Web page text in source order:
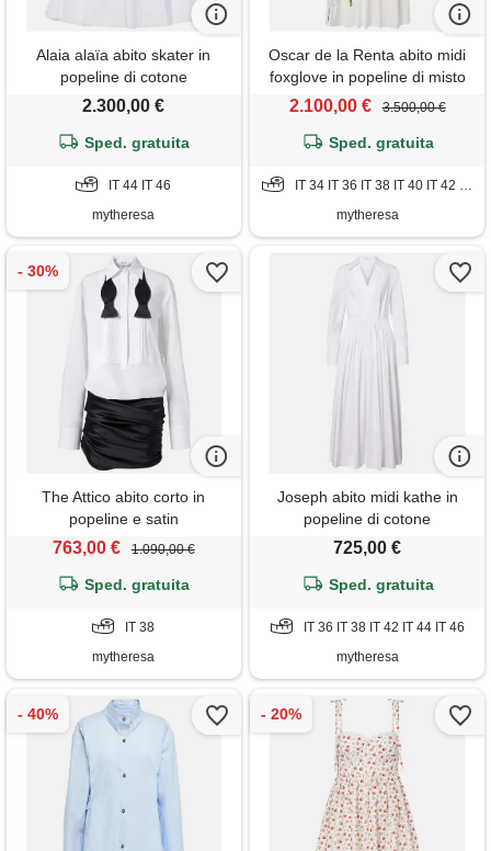
Alaia alaïa abito skater in
popeline di cotone
2.300,00 €
Sped. gratuita
IT 44 IT 46
mytheresa
Oscar de la Renta abito midi
foxglove in popeline di misto
cotone
2.100,00 € 3.500,00 €
Sped. gratuita
IT 34 IT 36 IT 38 IT 40 IT 42 IT 44 IT 46 IT 52
mytheresa
The Attico abito corto in
popeline e satin
763,00 € 1.090,00 €
Sped. gratuita
IT 38
mytheresa
Joseph abito midi kathe in
popeline di cotone
725,00 €
Sped. gratuita
IT 36 IT 38 IT 42 IT 44 IT 46
mytheresa